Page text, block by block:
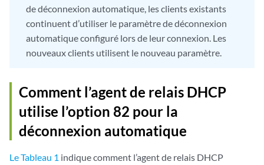
de déconnexion automatique, les clients existants
continuent d’utiliser le paramètre de déconnexion
automatique configuré lors de leur connexion. Les
nouveaux clients utilisent le nouveau paramètre.
Comment l’agent de relais DHCP
utilise l’option 82 pour la
déconnexion automatique
Le Tableau 1 indique comment l’agent de relais DHCP